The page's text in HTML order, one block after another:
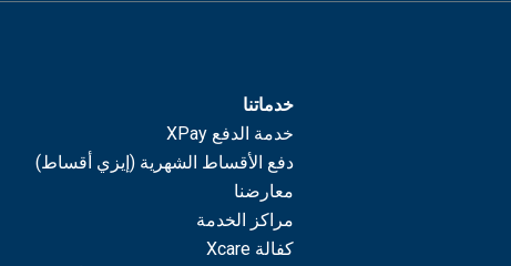
خدماتنا
خدمة الدفع XPay
دفع الأقساط الشهرية (إيزي أقساط)
معارضنا
مراكز الخدمة
كفالة Xcare